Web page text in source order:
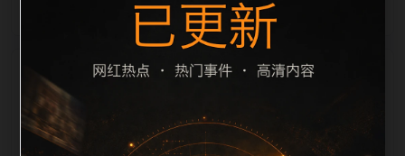
栏目内容归集
滤和 description 长度检查。栏目内容按每日少量新增
的方式持续扩展，每篇保留相关问题、站内推荐和清晰